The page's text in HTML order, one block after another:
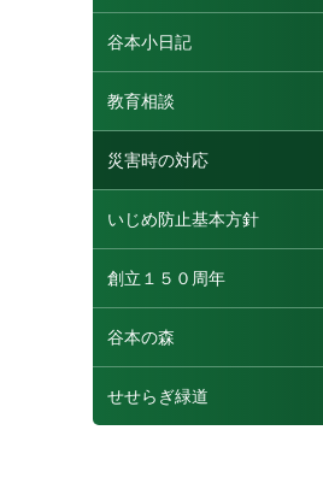
谷本小日記
教育相談
災害時の対応
いじめ防止基本方針
創立１５０周年
谷本の森
せせらぎ緑道